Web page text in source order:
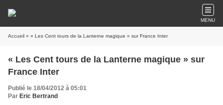
MENU
Accueil » « Les Cent tours de la Lanterne magique » sur France Inter
« Les Cent tours de la Lanterne magique » sur
France Inter
Publié le 18/04/2012 à 05:01
Par Eric Bertrand